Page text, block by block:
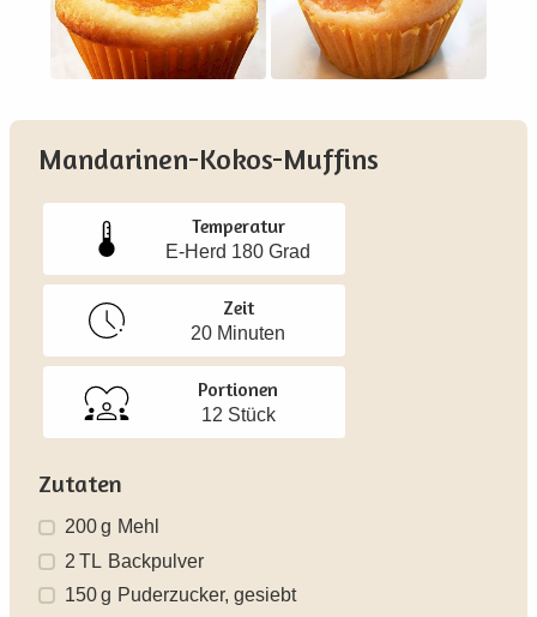
Mandarinen-Kokos-Muffins
Temperatur
E-Herd 180 Grad
Zeit
20 Minuten
Portionen
12 Stück
Zutaten
200 g Mehl
2 TL Backpulver
150 g Puderzucker, gesiebt